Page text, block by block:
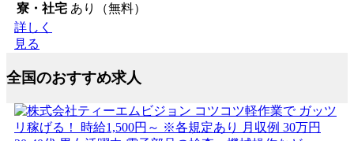
寮・社宅 あり（無料）
詳しく
見る
全国のおすすめ求人